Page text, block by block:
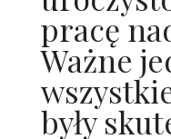
pracę
Ważne
były